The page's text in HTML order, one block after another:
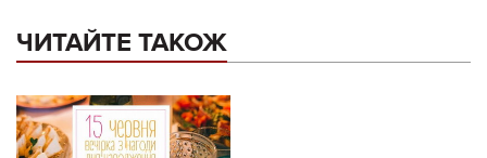
ЧИТАЙТЕ ТАКОЖ